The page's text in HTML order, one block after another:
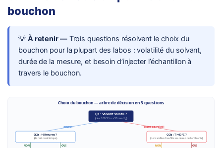
bouchon
💡 À retenir —Trois questions résolvent le choix du
bouchon pour la plupart des labos : volatilité du solvant,
durée de la mesure, et besoin d’injecter l’échantillon à
travers le bouchon.
Choix du bouchon — arbre de décision en 3 questions
Q1 : Solvant volatil ?
(pé < 100 °C, tv > 50 mmHg)
aqueux
Q2a : > 8 heures ?
(de nuit ou cinétique)
NON OUI
organique volatil
Q2b : T > 60 °C ?
(cuve scellée chauffée au-dessus de l’ambiante)
NON OUI